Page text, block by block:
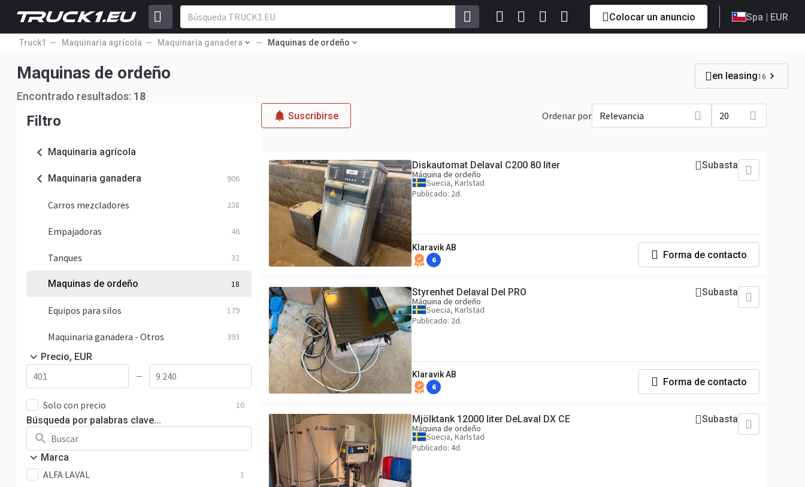
Colocar un anuncio Spa | EUR
Truck1 Maquinaria agrícola Maquinaria ganadera Maquinas de ordeño
Maquinas de ordeño
Encontrado resultados: 18
en leasing16
Filtro
Maquinaria agrícola
Maquinaria ganadera 906
Carros mezcladores 238
Empajadoras 46
Tanques 32
Maquinas de ordeño 18
Equipos para silos 179
Maquinaria ganadera - Otros 393
Precio, EUR
—
Solo con precio 10
Búsqueda por palabras clave...
Marca
ALFA LAVAL 1
Suscribirse Ordenar por Relevancia 20
Diskautomat Delaval C200 80 liter
Máquina de ordeño
Suecia, Karlstad
Publicado: 2d.
Subasta
Klaravik AB
6 Forma de contacto
Styrenhet Delaval Del PRO
Máquina de ordeño
Suecia, Karlstad
Publicado: 2d.
Subasta
Klaravik AB
6 Forma de contacto
Mjölktank 12000 liter DeLaval DX CE
Máquina de ordeño
Suecia, Karlstad
Publicado: 4d.
Subasta